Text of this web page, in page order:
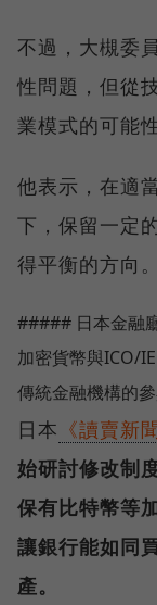
不過，大槻委
性問題，但從
業模式的可能
他表示，在適
下，保留一定
得平衡的方向。
##### 日本金融
加密貨幣與ICO/
傳統金融機構的參
日本 《讀賣新
始研討修改制
保有比特幣等
讓銀行能如同
產。